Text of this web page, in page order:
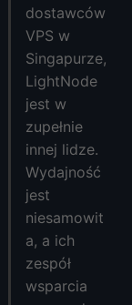
dostawców
VPS w
Singapurze,
LightNode
jest w
zupełnie
innej lidze.
Wydajność
jest
niesamowit
a, a ich
zespół
wsparcia